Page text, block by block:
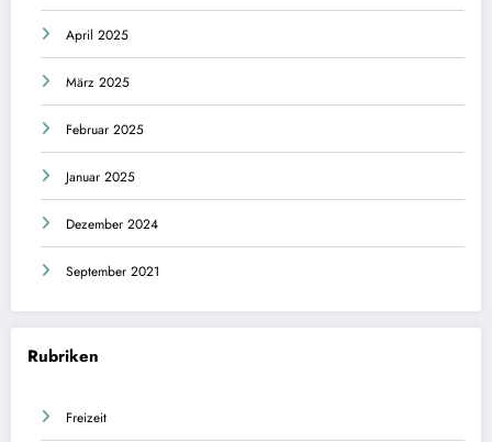
April 2025
März 2025
Februar 2025
Januar 2025
Dezember 2024
September 2021
Rubriken
Freizeit